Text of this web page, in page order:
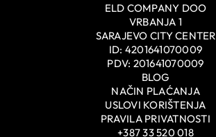
ELD COMPANY DOO
VRBANJA 1
SARAJEVO CITY CENTER
ID: 4201641070009
PDV: 201641070009
BLOG
NAČIN PLAĆANJA
USLOVI KORIŠTENJA
PRAVILA PRIVATNOSTI
+387 33 520 018